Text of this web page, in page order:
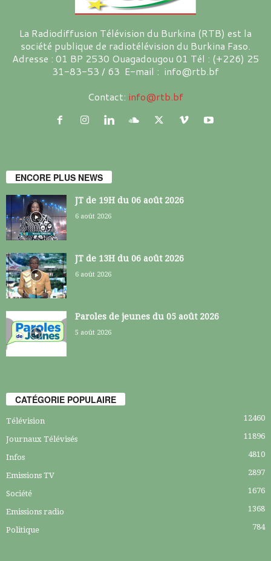
La Radiodiffusion Télévision du Burkina (RTB) est la
société publique de radiotélévision du Burkina Faso.
Adresse : 01 BP 2530 Ouagadougou 01 Tél : (+226) 25
31-83-53 / 63 E-mail : info@rtb.bf
Contact: info@rtb.bf
ENCORE PLUS NEWS
JT de 19H du 06 août 2026
6 août 2026
JT de 13H du 06 août 2026
6 août 2026
Paroles de jeunes du 05 août 2026
5 août 2026
CATÉGORIE POPULAIRE
Télévision 12460
Journaux Télévisés 11896
Infos 4810
Emissions TV 2897
Société 1676
Emissions radio 1368
Politique 784